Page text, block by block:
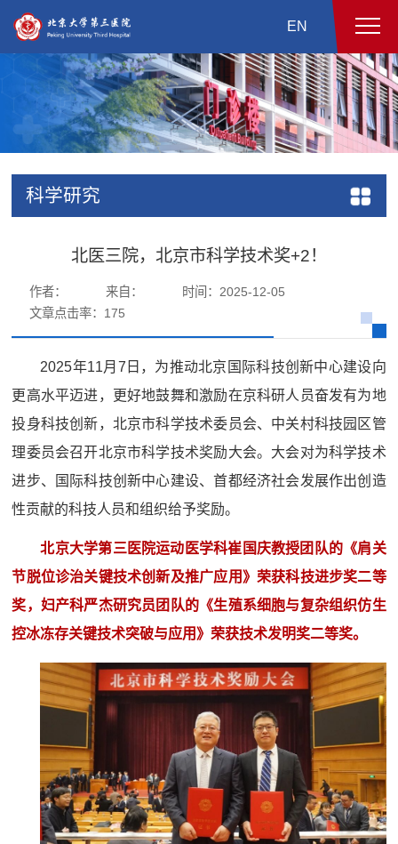
EN
科学研究
北医三院，北京市科学技术奖+2！
作者： 来自：
时间：2025-12-05
文章点击率： 175
2025年11月7日，为推动北京国际科技创新中心建设向
更高水平迈进，更好地鼓舞和激励在京科研人员奋发有为地
投身科技创新，北京市科学技术委员会、中关村科技园区管
理委员会召开北京市科学技术奖励大会。大会对为科学技术
进步、国际科技创新中心建设、首都经济社会发展作出创造
性贡献的科技人员和组织给予奖励。
北京大学第三医院运动医学科崔国庆教授团队的《肩关
节脱位诊治关键技术创新及推广应用》荣获科技进步奖二等
奖，妇产科严杰研究员团队的《生殖系细胞与复杂组织仿生
控冰冻存关键技术突破与应用》荣获技术发明奖二等奖。